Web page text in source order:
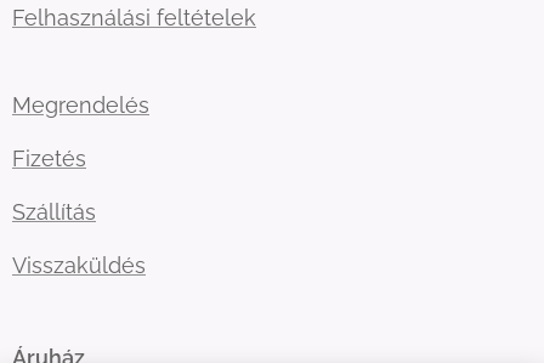
Felhasználási feltételek
Megrendelés
Fizetés
Szállítás
Visszaküldés
Áruház